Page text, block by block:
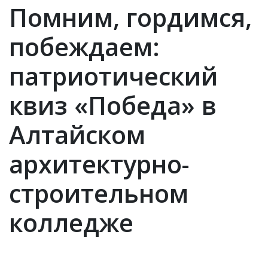
Помним, гордимся,
побеждаем:
патриотический
квиз «Победа» в
Алтайском
архитектурно-
строительном
колледже